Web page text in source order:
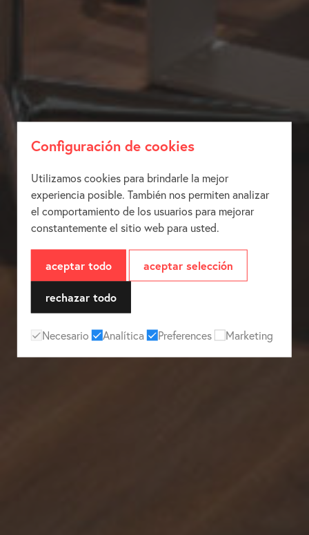
Configuración de cookies
Utilizamos cookies para brindarle la mejor
experiencia posible. También nos permiten analizar
el comportamiento de los usuarios para mejorar
constantemente el sitio web para usted.
aceptar todo aceptar selección
rechazar todo
Necesario Analítica Preferences Marketing